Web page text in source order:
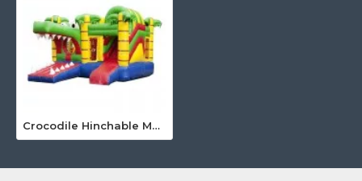
Crocodile Hinchable Multiplay